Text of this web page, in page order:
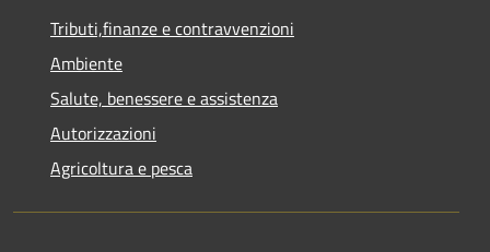
Tributi,finanze e contravvenzioni
Ambiente
Salute, benessere e assistenza
Autorizzazioni
Agricoltura e pesca